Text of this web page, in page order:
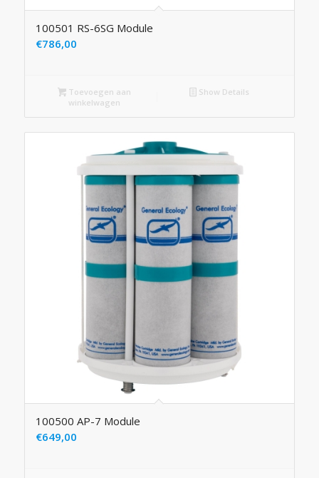
100501 RS-6SG Module
€786,00
Toevoegen aan
winkelwagen
Show Details
100500 AP-7 Module
€649,00